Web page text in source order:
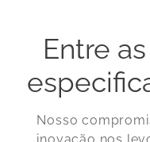
Entre
Nosso